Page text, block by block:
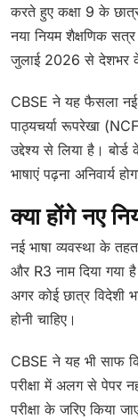
करते हुए कक्षा 9 के
नया नियम शैक्षणिक
जुलाई 2026 से देशभर
CBSE ने यह फैसला नई
पाठ्यचर्या रूपरेखा
उद्देश्य से लिया है।
भाषाएं पढ़ना अनिवार्य
क्या होंगे नए
नई भाषा व्यवस्था के
और R3 नाम दिया गया
अगर कोई छात्र विदेशी
होनी चाहिए।
CBSE ने यह भी साफ
परीक्षा में अलग से पेपर
परीक्षा के जरिए किया